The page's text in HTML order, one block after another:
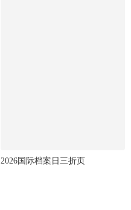
2026国际档案日三折页